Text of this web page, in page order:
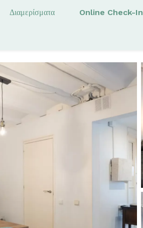
Διαμερίσματα Online Check-In